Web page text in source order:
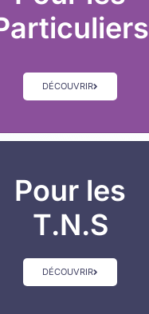
DÉCOUVRIR
Pour les
T.N.S
DÉCOUVRIR